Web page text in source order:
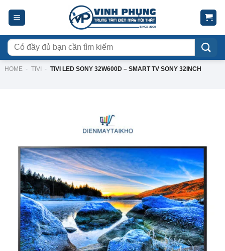
Tìm
kiếm:
HOME - TIVI - TIVI LED SONY 32W600D – SMART TV SONY 32INCH